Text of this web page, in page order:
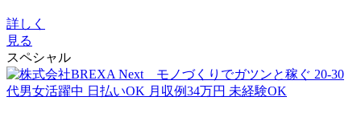
詳しく
見る
スペシャル